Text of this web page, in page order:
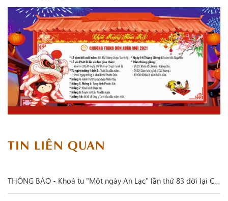
TIN LIÊN QUAN
THÔNG BÁO - Khoá tu "Một ngày An Lạc" lần thứ 83 dời lại Chủ nhật, ngày 31/1/2021 (nhằm ngày 19/ Chạp/ Canh Tý.